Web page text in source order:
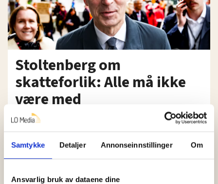
Samtykke Detaljer Annonseinnstillinger Om
Ansvarlig bruk av dataene dine
Stoltenberg om
skatteforlik: Alle må ikke
være med
Debatt
Vi kan få ned
sykefraværet uten å
kutte i sykelønna